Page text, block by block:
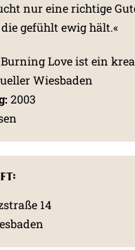
nur eine richtige
gefühlt ewig hält.«
Burning Love ist ein
Wiesbaden
2003
14